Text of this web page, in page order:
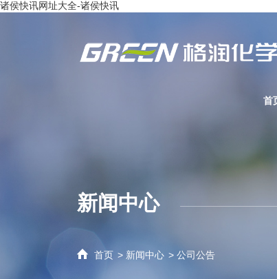
诸侯快讯网址大全-诸侯快讯
首
新闻中心
 首页 > 新闻中心 >公司公告